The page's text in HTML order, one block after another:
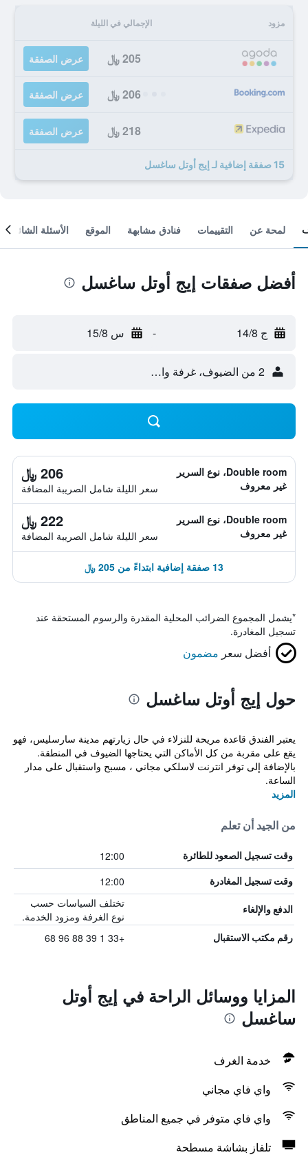
مزود الإجمالي في الليلة
205 ﷼ عرض الصفقة
206 ﷼ عرض الصفقة
218 ﷼ عرض الصفقة
15 صفقة إضافية لـ إيج أوتل ساغسل
لمحة عن التقييمات فنادق مشابهة الموقع الأسئلة الشائعة
أفضل صفقات إيج أوتل ساغسل
ج 14/8 - س 15/8
2 من الضيوف، غرفة واحدة
Double room، نوع السرير
غير معروف
206 ﷼
سعر الليلة شامل الصريبة المضافة
Double room، نوع السرير
غير معروف
222 ﷼
سعر الليلة شامل الصريبة المضافة
13 صفقة إضافية ابتداءً من 205 ﷼
*يشمل المجموع الضرائب المحلية المقدرة والرسوم المستحقة عند
تسجيل المغادرة.
أفضل سعر مضمون
حول إيج أوتل ساغسل
يعتبر الفندق قاعدة مريحة للنزلاء في حال زيارتهم مدينة سارسليس، فهو
يقع على مقربة من كل الأماكن التي يحتاجها الضيوف في المنطقة.
بالإضافة إلى توفر انترنت لاسلكي مجاني ، مسبح واستقبال على مدار
الساعة.
المزيد
من الجيد أن تعلم
وقت تسجيل الصعود للطائرة 12:00
وقت تسجيل المغادرة 12:00
الدفع والإلغاء
تختلف السياسات حسب
نوع الغرفة ومزود الخدمة.
رقم مكتب الاستقبال +33 1 39 88 96 68
المزايا ووسائل الراحة في إيج أوتل
ساغسل
خدمة الغرف
واي فاي مجاني
واي فاي متوفر في جميع المناطق
تلفاز بشاشة مسطحة